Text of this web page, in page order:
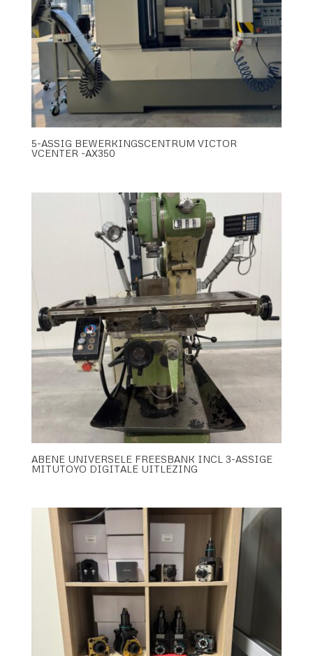
5-ASSIG BEWERKINGSCENTRUM VICTOR
VCENTER -AX350
ABENE UNIVERSELE FREESBANK INCL 3-ASSIGE
MITUTOYO DIGITALE UITLEZING